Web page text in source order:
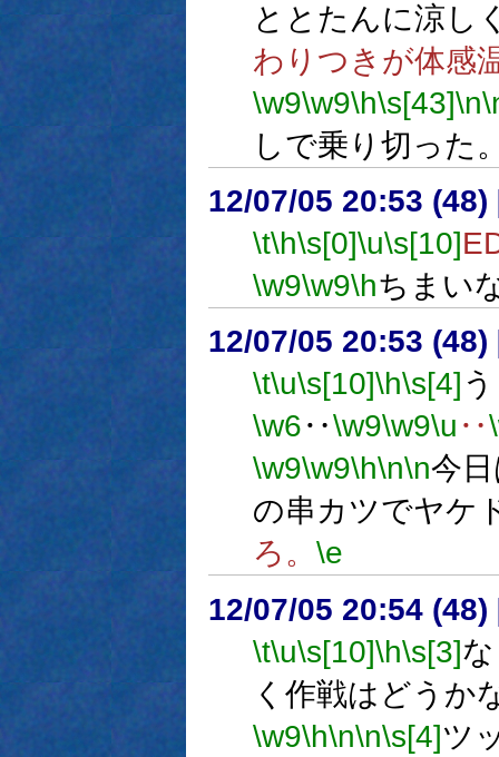
ととたんに涼し
わりつきが体感
\w9\w9\h\s[43]\n
しで乗り切った
12/07/05 20:53 (48)
\t\h\s[0]\u\s[10]
\w9\w9\hちまい
12/07/05 20:53 (48)
\t\u\s[10]\h\s[4]
\w6‥\w9\w9\u ‥
\w9\w9\h\n\n今
の串カツでヤケ
ろ。 \e
12/07/05 20:54 (48)
\t\u\s[10]\h\s[3]
く作戦はどうか
\w9\h\n\n\s[4]ツ